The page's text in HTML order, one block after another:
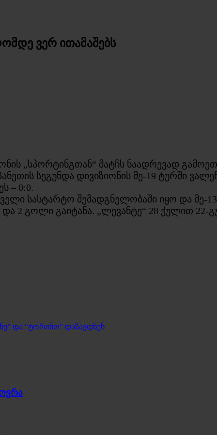
ვერ ითამაშებს
„სპორტინგთან“ მატჩს ნაადრევად
სეგუნდა დივიზიონის მე-19 ტურში
– 0:0.
სასტარტო შემადგნელობაში იყო და მე-13
2 გოლი გაიტანა. „ლევანტე“ 28 ქულით 22-
და “ტორინო” დაზავდნენ